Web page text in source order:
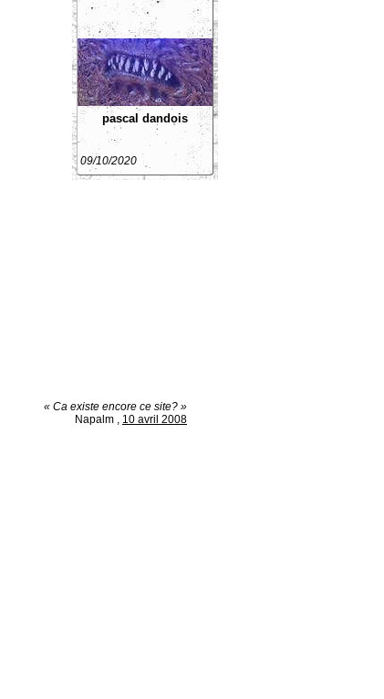
pascal dandois
09/10/2020
« Ca existe encore ce site? »
Napalm , 10 avril 2008